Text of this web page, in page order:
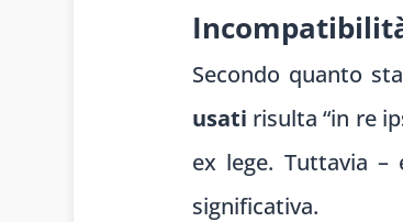
Secondo quanto
usati risulta “in re
ex lege. Tuttavia
significativa.